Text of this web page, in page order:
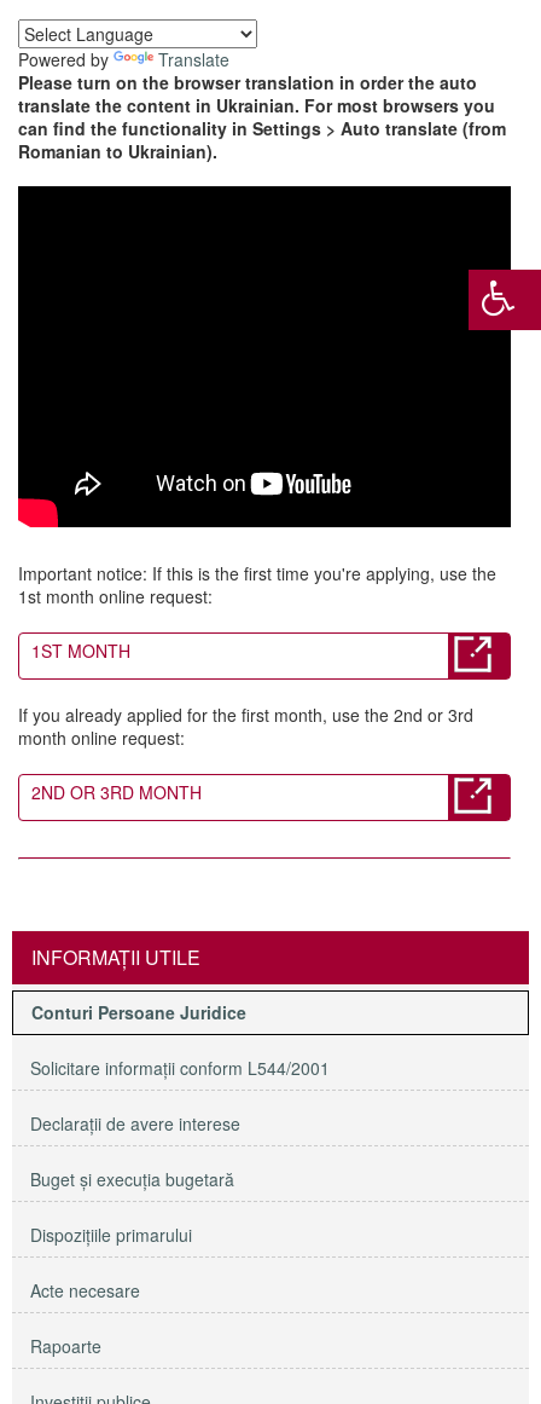
Powered by
Translate
Please turn on the browser translation in order the auto
translate the content in Ukrainian. For most browsers you
can find the functionality in Settings > Auto translate (from
Romanian to Ukrainian).
Important notice: If this is the first time you're applying, use the
1st month online request:
1ST MONTH
If you already applied for the first month, use the 2nd or 3rd
month online request:
2ND OR 3RD MONTH
INFORMAŢII UTILE
Conturi Persoane Juridice
Solicitare informaţii conform L544/2001
Declaraţii de avere interese
Buget şi execuţia bugetară
Dispoziţiile primarului
Acte necesare
Rapoarte